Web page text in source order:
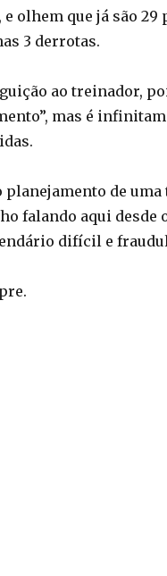
olhem que já são 29
3 derrotas.
ao treinador,
mas é
de uma
falando aqui desde
difícil e